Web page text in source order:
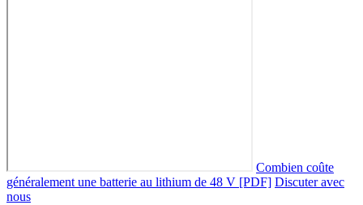
Combien coûte
généralement une batterie au lithium de 48 V [PDF] Discuter avec
nous